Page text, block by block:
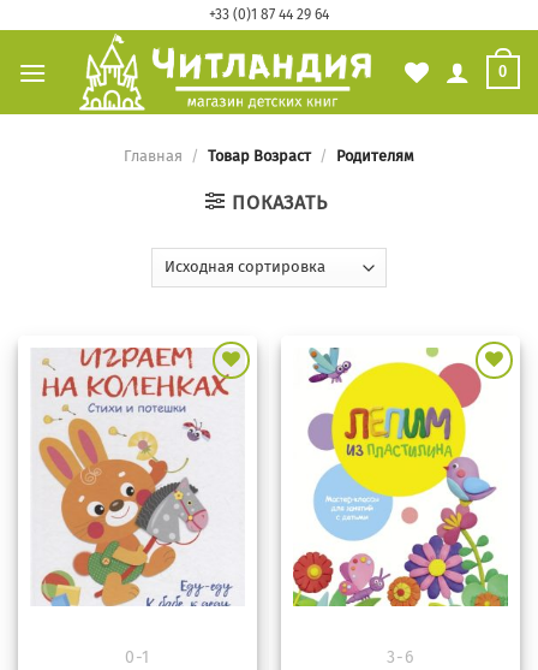
content
+33 (0)1 87 44 29 64
0
Главная / Товар Возраст / Родителям
ПОКАЗАТЬ
Добавить
избранное
0-1
Добавить
в
избранное
3-6